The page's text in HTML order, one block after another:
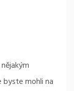
byste mohli na